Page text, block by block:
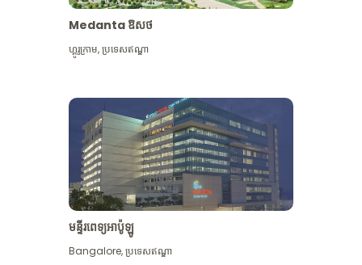
មើល​ច្រើន​ទៀត
Medanta ឱសថ
ហ្គូរូក្រាម,ប្រទេសឥណ្ឌា
មន្ទីរពេទ្យអាប៉ូឡូ
Bangalore,ប្រទេសឥណ្ឌា